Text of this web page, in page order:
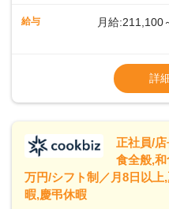
なDX（デジタルトランスフ
います。私たちは、多様な
に合わせた柔軟な勤務時間
います。
給与 月給:211,100
※残業代全額
※経験に応じ
給245,800
詳
正社員/
食全般,
万円/シフト制／月8日以
暇,慶弔休暇